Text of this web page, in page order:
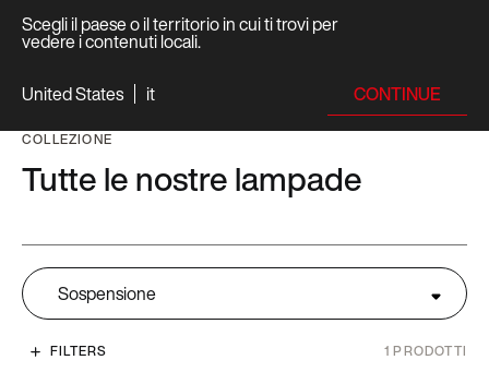
Scegli il paese o il territorio in cui ti trovi per
vedere i contenuti locali.
United States
it CONTINUE
COLLEZIONE
Tutte le nostre lampade
Sospensione
FILTERS 1 PRODOTTI